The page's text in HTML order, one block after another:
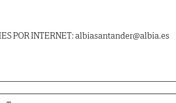
POR INTERNET: albiasantander@albia.es